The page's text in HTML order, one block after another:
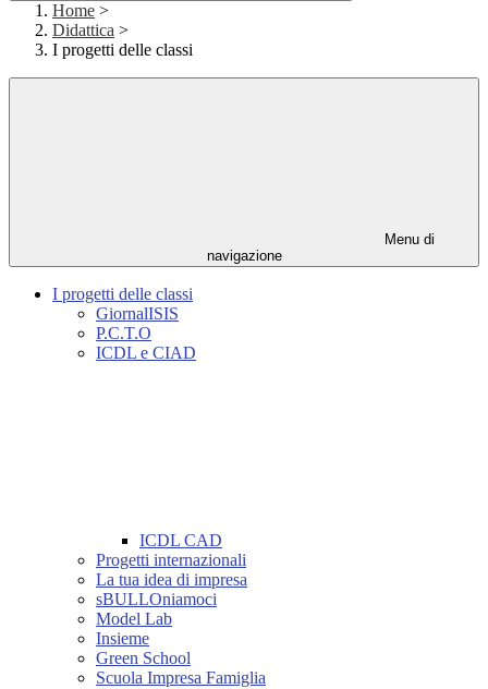
Home >
Didattica >
I progetti delle classi
Menu di
navigazione
I progetti delle classi
GiornalISIS
P.C.T.O
ICDL e CIAD
ICDL CAD
Progetti internazionali
La tua idea di impresa
sBULLOniamoci
Model Lab
Insieme
Green School
Scuola Impresa Famiglia